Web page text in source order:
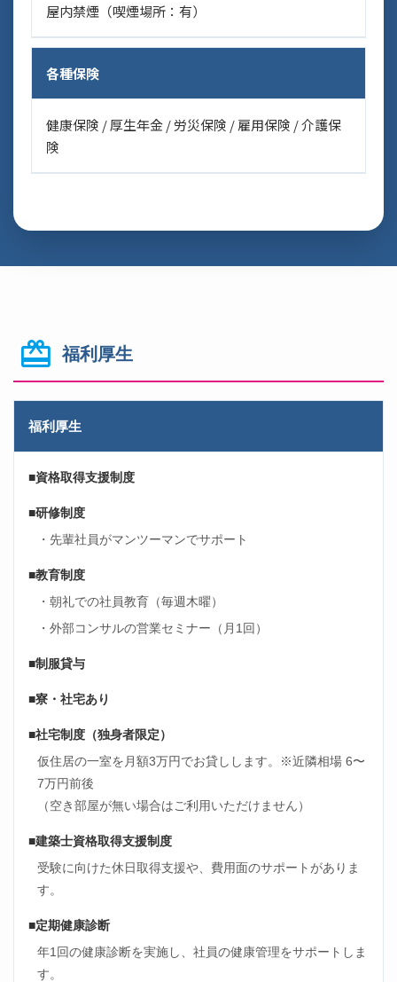
屋内禁煙（喫煙場所：有）
各種保険
健康保険 / 厚生年金 / 労災保険 / 雇用保険 / 介護保
険
redeem 福利厚生
福利厚生
■資格取得支援制度
■研修制度
・先輩社員がマンツーマンでサポート
■教育制度
・朝礼での社員教育（毎週木曜）
・外部コンサルの営業セミナー（月1回）
■制服貸与
■寮・社宅あり
■社宅制度（独身者限定）
仮住居の一室を月額3万円でお貸しします。※近隣相場 6〜
7万円前後
（空き部屋が無い場合はご利用いただけません）
■建築士資格取得支援制度
受験に向けた休日取得支援や、費用面のサポートがありま
す。
■定期健康診断
年1回の健康診断を実施し、社員の健康管理をサポートしま
す。